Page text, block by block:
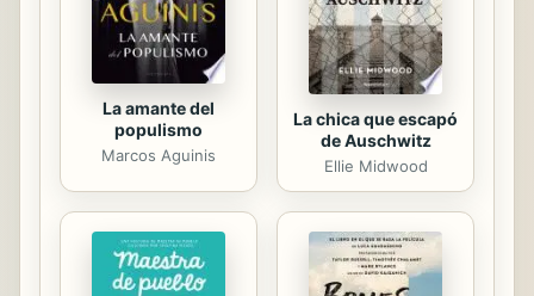
Departamento, Secretaria Académica
de la Facultad de Derecho,...
La amante del
populismo
Marcos Aguinis
La chica que escapó
de Auschwitz
Ellie Midwood